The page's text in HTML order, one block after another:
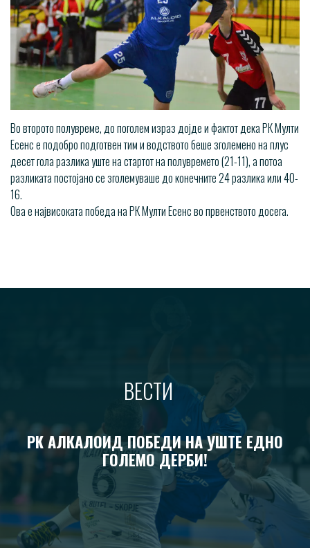
Во второто полувреме, до поголем израз дојде и фактот дека РК Мулти
Есенс е подобро подготвен тим и водството беше зголемено на плус
десет гола разлика уште на стартот на полувремето (21-11), а потоа
разликата постојано се зголемуваше до конечните 24 разлика или 40-
16.
Ова е највисоката победа на РК Мулти Есенс во првенството досега.
ВЕСТИ
РК АЛКАЛОИД ПОБЕДИ НА УШТЕ ЕДНО
ГОЛЕМО ДЕРБИ!